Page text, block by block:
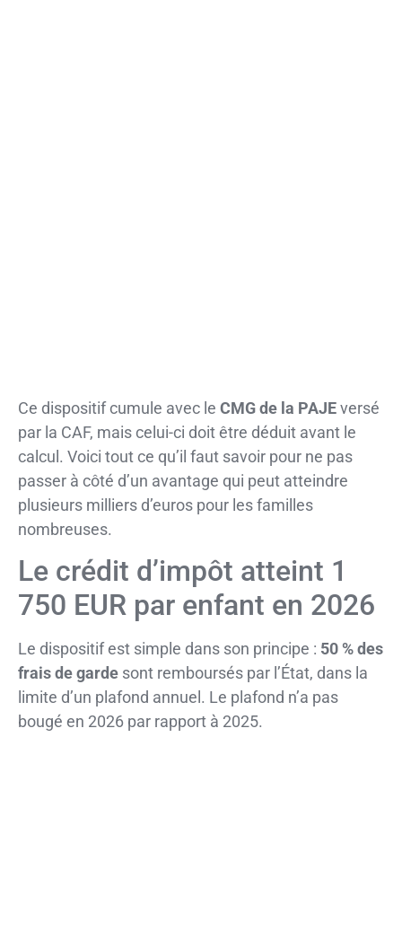
Ce dispositif cumule avec le CMG de la PAJEversé
par la CAF, mais celui-ci doit être déduit avant le
calcul. Voici tout ce qu’il faut savoir pour ne pas
passer à côté d’un avantage qui peut atteindre
plusieurs milliers d’euros pour les familles
nombreuses.
Le crédit d’impôt atteint 1
750 EUR par enfant en 2026
Le dispositif est simple dans son principe : 50 % des
frais de garde sont remboursés par l’État, dans la
limite d’un plafond annuel. Le plafond n’a pas
bougé en 2026 par rapport à 2025.